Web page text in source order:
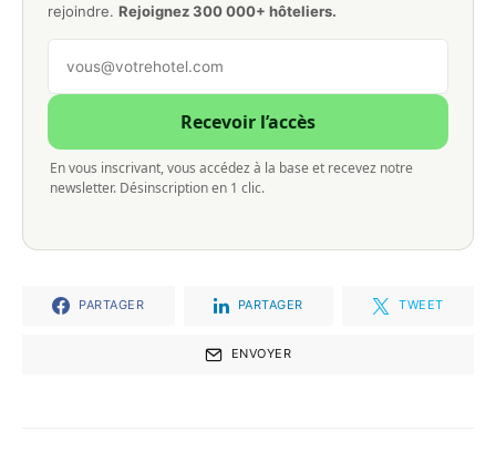
rejoindre. Rejoignez 300 000+ hôteliers.
Recevoir l’accès
En vous inscrivant, vous accédez à la base et recevez notre
newsletter. Désinscription en 1 clic.
PARTAGER PARTAGER TWEET
ENVOYER